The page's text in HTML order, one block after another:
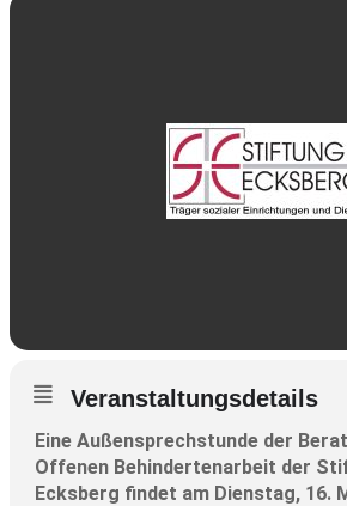
Veranstaltungsdetails
Eine Außensprechstunde der
Offenen Behindertenarbeit der
Ecksberg findet am Dienstag, 16.